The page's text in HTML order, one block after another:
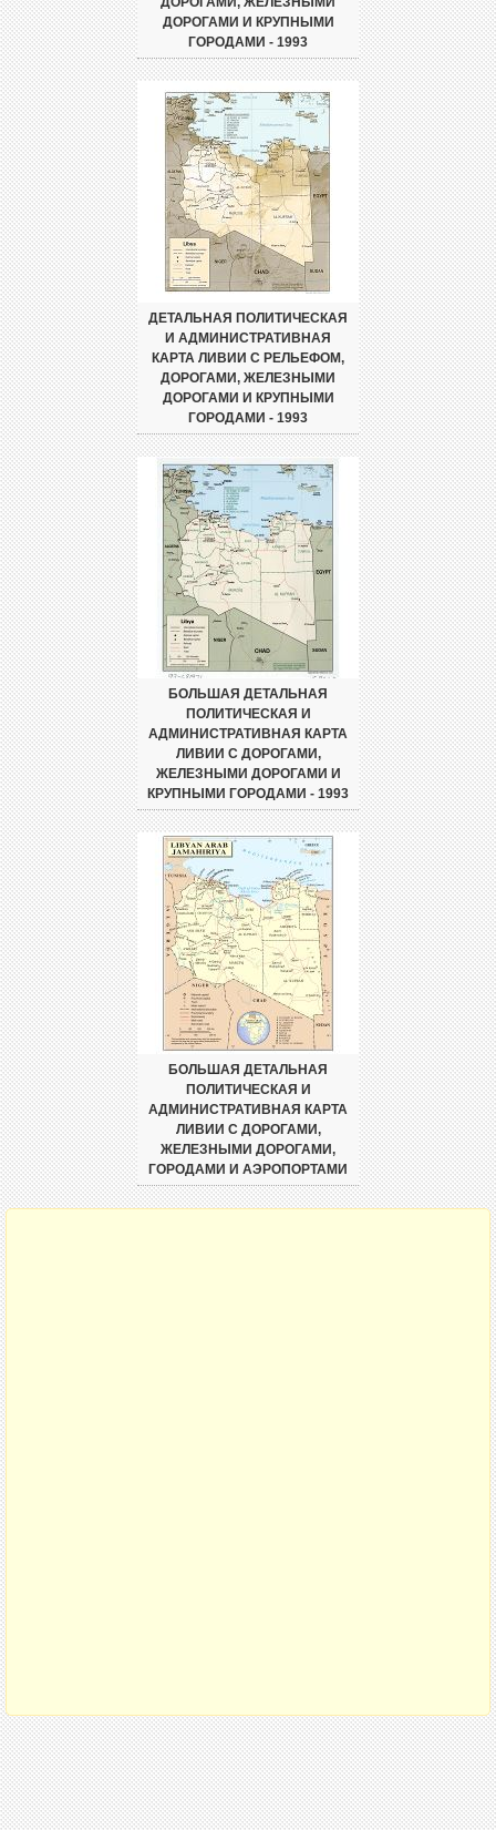
ДОРОГАМИ И КРУПНЫМИ
ГОРОДАМИ - 1993
ДЕТАЛЬНАЯ ПОЛИТИЧЕСКАЯ
И АДМИНИСТРАТИВНАЯ
КАРТА ЛИВИИ С РЕЛЬЕФОМ,
ДОРОГАМИ, ЖЕЛЕЗНЫМИ
ДОРОГАМИ И КРУПНЫМИ
ГОРОДАМИ - 1993
БОЛЬШАЯ ДЕТАЛЬНАЯ
ПОЛИТИЧЕСКАЯ И
АДМИНИСТРАТИВНАЯ КАРТА
ЛИВИИ С ДОРОГАМИ,
ЖЕЛЕЗНЫМИ ДОРОГАМИ И
КРУПНЫМИ ГОРОДАМИ - 1993
БОЛЬШАЯ ДЕТАЛЬНАЯ
ПОЛИТИЧЕСКАЯ И
АДМИНИСТРАТИВНАЯ КАРТА
ЛИВИИ С ДОРОГАМИ,
ЖЕЛЕЗНЫМИ ДОРОГАМИ,
ГОРОДАМИ И АЭРОПОРТАМИ